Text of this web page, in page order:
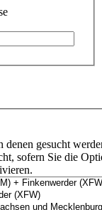
denen gesucht
sofern Sie die